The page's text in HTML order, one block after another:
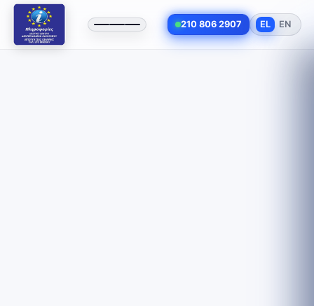
210 806 2907 EL EN